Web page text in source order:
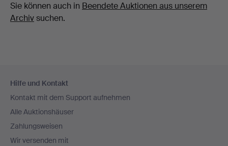
Sie können auch in Beendete Auktionen aus unserem
Archivsuchen.
Navigation
Hilfe und Kontakt
Kontakt mit dem Support aufnehmen
Alle Auktionshäuser
Zahlungsweisen
Wir versenden mit